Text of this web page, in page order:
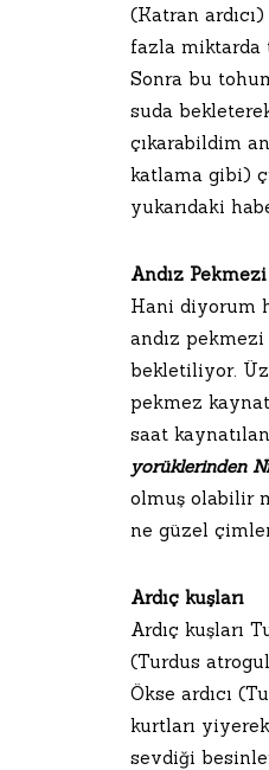
(Katran
fazla miktarda
Sonra bu
suda
çıkarabildim
katlama gibi)
yukarıdaki
Andız Pekmezi
Hani diyorum
andız
bekletiliyor.
pekmez
saat
yorüklerinden
olmuş olabilir
ne güzel
Ardıç kuşları
Ardıç kuşları
(Turdus
Ökse ardıcı
kurtları
sevdiği